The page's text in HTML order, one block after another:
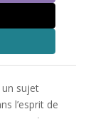
un sujet
l’esprit de